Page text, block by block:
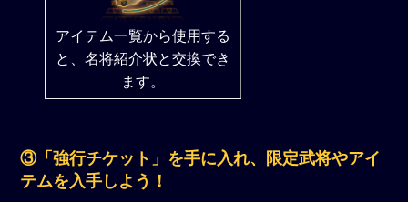
アイテム一覧から使用する
と、名将紹介状と交換でき
ます。
③「強行チケット」を手に入れ、限定武将やアイ
テムを入手しよう！